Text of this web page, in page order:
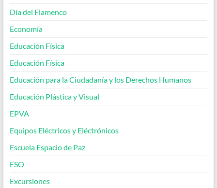
Día del Flamenco
Economía
Educación Física
Educación Física
Educación para la Ciudadanía y los Derechos Humanos
Educación Plástica y Visual
EPVA
Equipos Eléctricos y Eléctrónicos
Escuela Espacio de Paz
ESO
Excursiones